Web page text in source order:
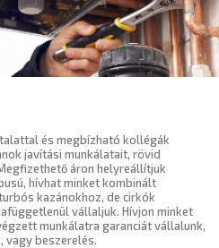
és megbízható kollégák
javítási munkálatait, rövid
áron helyreállítjuk
hívhat minket kombinált
kazánokhoz, de cirkók
vállaljuk. Hívjon minket
munkálatra garanciát vállalunk,
vagy beszerelés.